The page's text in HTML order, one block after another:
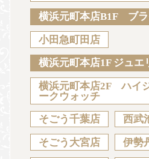
News Blog
Sustainability Voice
JA EN CH
横浜元町本店B1F ブ
小田急町田店
横浜元町本店1F ジュエ
横浜元町本店2F ハイ
ークウォッチ
そごう千葉店 西武
そごう大宮店 伊勢